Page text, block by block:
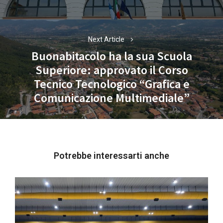
Next Article
Next
post:
Buonabitacolo ha la sua Scuola
Superiore: approvato il Corso
Tecnico Tecnologico “Grafica e
Comunicazione Multimediale”
Potrebbe interessarti anche